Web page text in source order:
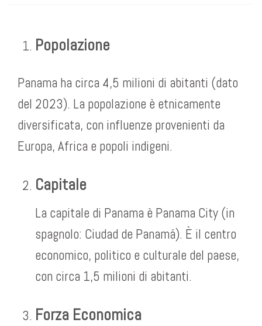
Popolazione
Panama ha circa 4,5 milioni di abitanti (dato
del 2023). La popolazione è etnicamente
diversificata, con influenze provenienti da
Europa, Africa e popoli indigeni.
Capitale
La capitale di Panama è Panama City (in
spagnolo: Ciudad de Panamá). È il centro
economico, politico e culturale del paese,
con circa 1,5 milioni di abitanti.
Forza Economica